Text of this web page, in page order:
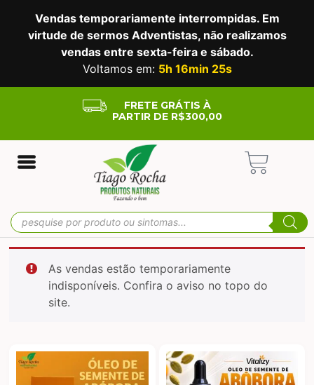
Vendas temporariamente interrompidas. Em
virtude de sermos Adventistas, não realizamos
vendas entre sexta-feira e sábado.
Voltamos em: 5h 16min 24s
FRETE GRÁTIS À
PARTIR DE R$300,00
As vendas estão temporariamente
indisponíveis. Confira o aviso no topo do
site.